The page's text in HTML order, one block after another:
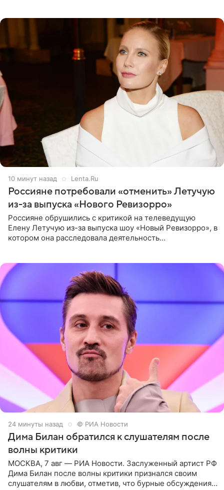
10 минут назад Lenta.Ru
Россияне потребовали «отменить» Летучую
из-за выпуска «Нового Ревизорро»
Россияне обрушились с критикой на телеведущую
Елену Летучую из-за выпуска шоу «Новый Ревизорро», в
котором она расследовала деятельность
24 минуты назад © РИА Новости
Дима Билан обратился к слушателям после
волны критики
МОСКВА, 7 авг — РИА Новости. Заслуженный артист РФ
Дима Билан после волны критики признался своим
слушателям в любви, отметив, что бурные обсуждения